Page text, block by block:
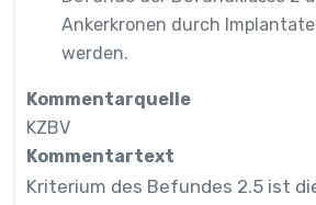
Ankerkronen durch
werden.
Kommentarquelle
KZBV
Kommentartext
Kriterium des Befundes 2.5 ist